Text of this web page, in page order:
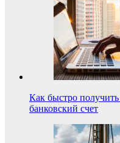
Как быстро
банковский счет